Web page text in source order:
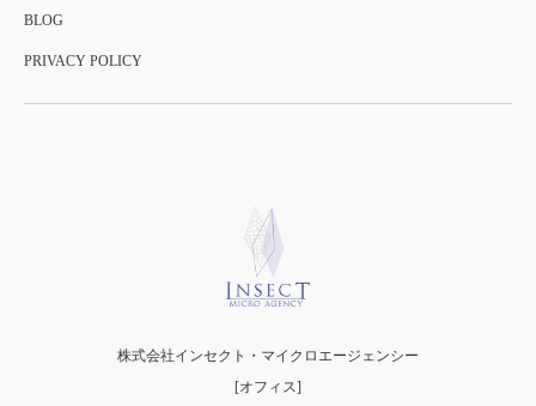
BLOG
PRIVACY POLICY
株式会社インセクト・マイクロエージェンシー
[オフィス]